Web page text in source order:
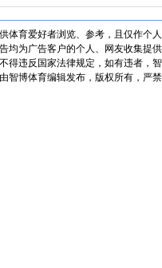
体育爱好者浏览、参考，且仅作个
均为广告客户的个人、网友收集提
得违反国家法律规定，如有违者，
智博体育编辑发布，版权所有，严